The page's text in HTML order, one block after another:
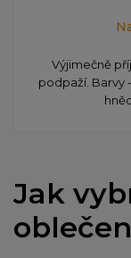
Výjimečně
podpaží. Barvy
Jak